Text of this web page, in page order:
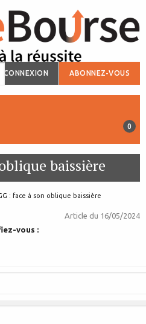
CONNEXION ABONNEZ-VOUS
0
baissière
: face à son oblique baissière
Article du 16/05/2024
vous :